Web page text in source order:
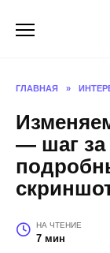
ГЛАВНАЯ »
— шаг за
НА ЧТЕНИЕ
7 мин